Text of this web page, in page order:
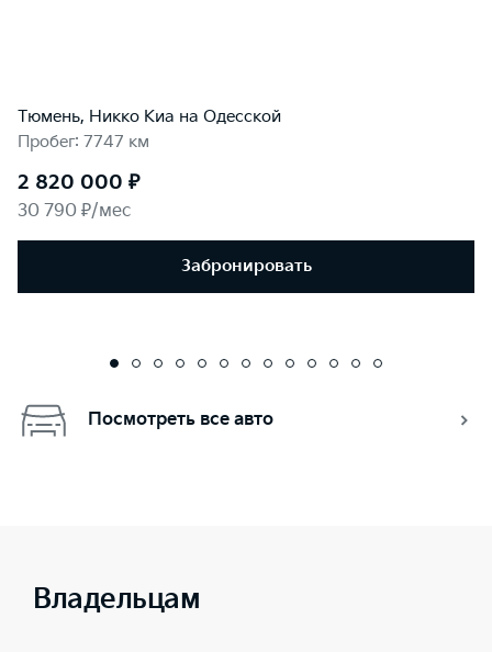
Тюмень, Никко Kиа на Одесской
Пробег: 7747 км
2 820 000 ₽
30 790 ₽/мес
Забронировать
Посмотреть все авто
Владельцам